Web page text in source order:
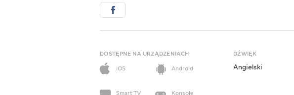
DOSTĘPNE NA URZĄDZENIACH
iOS
Android
Smart TV Konsole
DŹWIĘK
Angielski